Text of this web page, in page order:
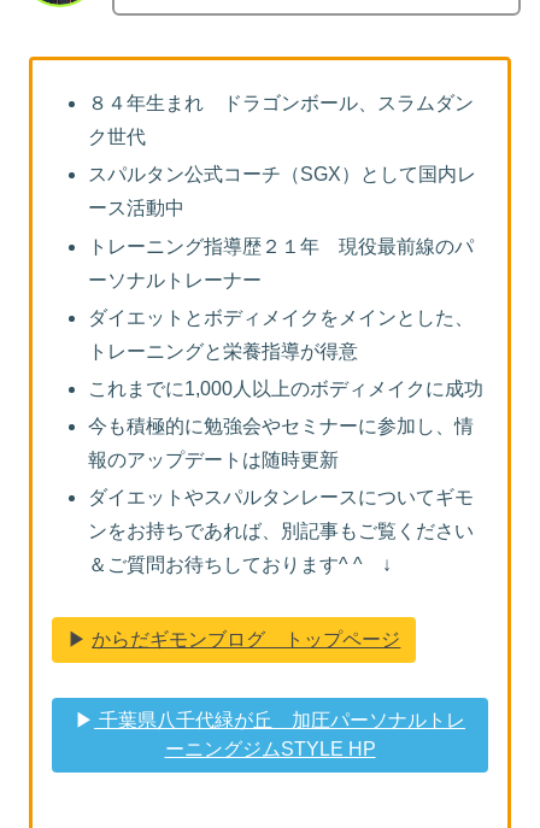
８４年生まれ ドラゴンボール、スラムダン
ク世代
スパルタン公式コーチ（SGX）として国内レ
ース活動中
トレーニング指導歴２１年 現役最前線のパ
ーソナルトレーナー
ダイエットとボディメイクをメインとした、
トレーニングと栄養指導が得意
これまでに1,000人以上のボディメイクに成功
今も積極的に勉強会やセミナーに参加し、情
報のアップデートは随時更新
ダイエットやスパルタンレースについてギモ
ンをお持ちであれば、別記事もご覧ください
＆ご質問お待ちしております^ ^ ↓
▶︎からだギモンブログ トップページ
▶︎ 千葉県八千代緑が丘 加圧パーソナルトレ
ーニングジムSTYLE HP